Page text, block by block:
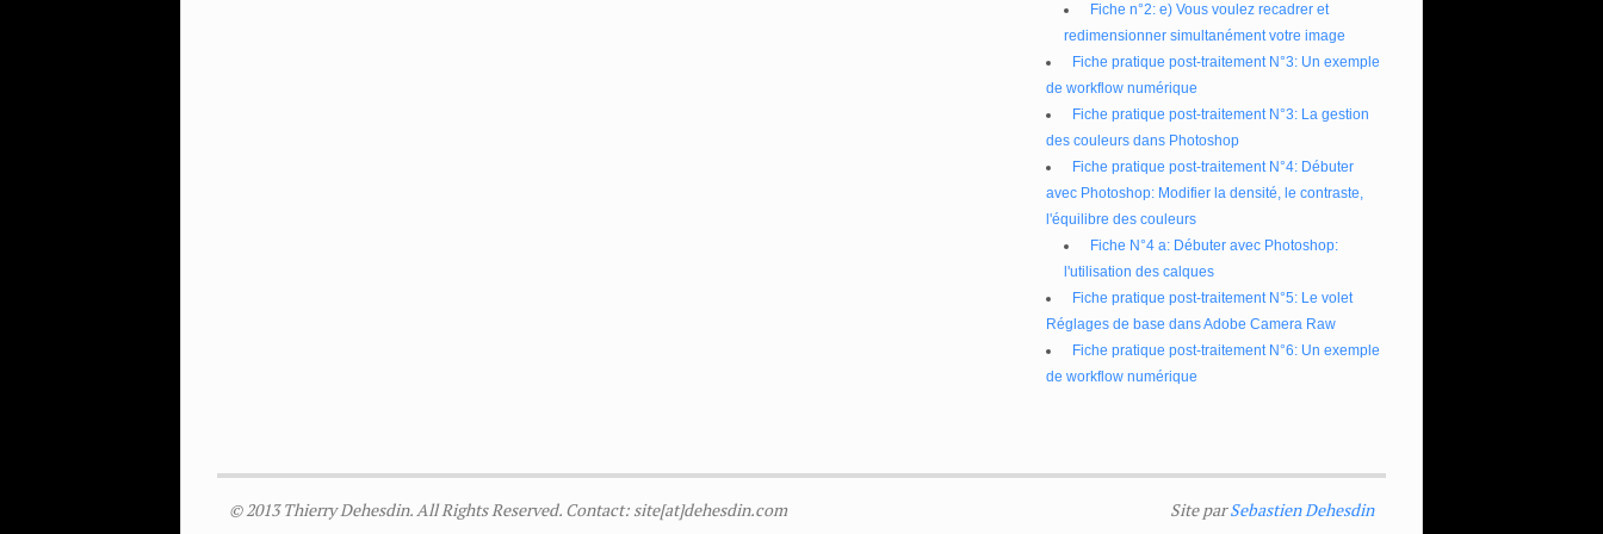
Fiche n°2: e) Vous voulez recadrer et
redimensionner simultanément votre image
Fiche pratique post-traitement N°3: Un exemple
de workflow numérique
Fiche pratique post-traitement N°3: La gestion
des couleurs dans Photoshop
Fiche pratique post-traitement N°4: Débuter
avec Photoshop: Modifier la densité, le contraste,
l'équilibre des couleurs
Fiche N°4 a: Débuter avec Photoshop:
l'utilisation des calques
Fiche pratique post-traitement N°5: Le volet
Réglages de base dans Adobe Camera Raw
Fiche pratique post-traitement N°6: Un exemple
de workflow numérique
© 2013 Thierry Dehesdin. All Rights Reserved. Contact: site[at]dehesdin.com Site parSebastien Dehesdin